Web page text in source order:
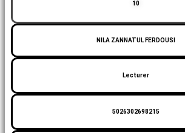
10
NILA ZANNATUL FERDOUSI
Lecturer
5026302698215